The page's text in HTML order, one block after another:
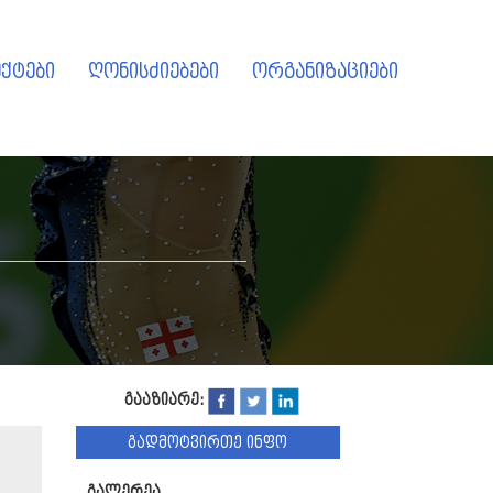
ღონისძიებები ორგანიზაციები
გააზიარე:
გადმოტვირთე ინფო